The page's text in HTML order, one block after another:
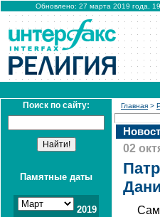
Обновлено: 27 марта 2019 года,
Поиск по сайту:
Памятные даты
2019
Главная >
02